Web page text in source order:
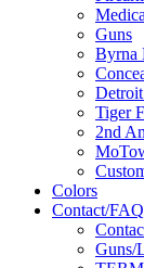
Guns
Byrna
Tiger
2nd
Colors
Contact/
Guns/